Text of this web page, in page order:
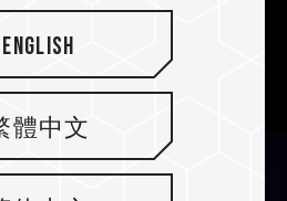
Kühlkörper allein und ist
für
Kühlkörper.
English
體中文